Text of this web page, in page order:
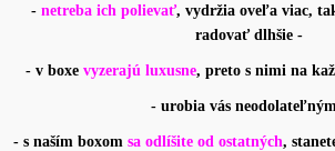
- netreba ich polievať, vydržia oveľa viac,
radovať dlhšie -
- v boxe vyzerajú luxusne, preto s nimi na
- urobia vás
- s naším boxom sa odlíšite od ostatných,